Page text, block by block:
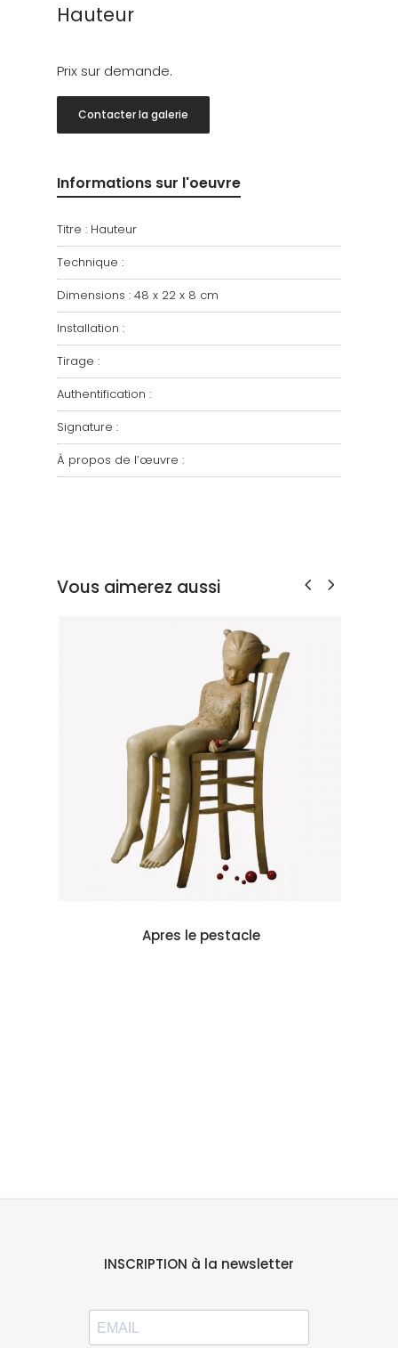
Hauteur
Prix sur demande.
Contacter la galerie
Informations sur l'oeuvre
Titre : Hauteur
Technique :
Dimensions : 48 x 22 x 8 cm
Installation :
Tirage :
Authentification :
Signature :
À propos de l’œuvre :
Vous aimerez aussi
Apres le pestacle
INSCRIPTION à la newsletter